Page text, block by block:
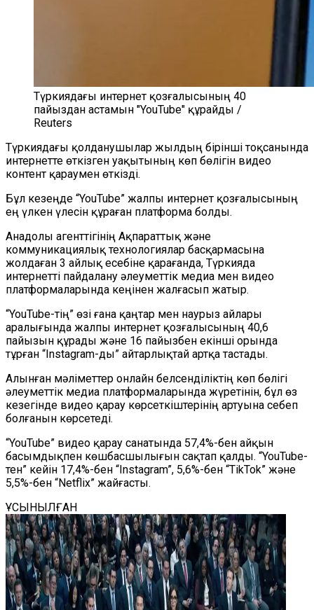
Түркиядағы интернет қозғалысының 40
пайыздан астамын "YouTube" құрайды /
Reuters
Түркиядағы қолданушылар жылдың бірінші тоқсанында
интернетте өткізген уақытының көп бөлігін видео
контент қараумен өткізді.
Бұл кезеңде “YouTube” жалпы интернет қозғалысының
ең үлкен үлесін құраған платформа болды.
Анадолы агенттігінің Ақпараттық және
коммуникациялық технологиялар басқармасына
жолдаған 3 айлық есебіне қарағанда, Түркияда
интернетті пайдалану әлеуметтік медиа мен видео
платформаларында кеңінен жалғасып жатыр.
“YouTube-тің” өзі ғана қаңтар мен наурыз айлары
аралығында жалпы интернет қозғалысының 40,6
пайызын құрады және 16 пайызбен екінші орында
тұрған “Instagram-ды” айтарлықтай артқа тастады.
Алынған мәліметтер онлайн белсенділіктің көп бөлігі
әлеуметтік медиа платформаларында жүретінін, бұл өз
кезегінде видео қарау көрсеткіштерінің артуына себеп
болғанын көрсетеді.
“YouTube” видео қарау санатында 57,4%-бен айқын
басымдықпен көшбасшылығын сақтап қалды. “YouTube-
тен” кейін 17,4%-бен “Instagram”, 5,6%-бен “TikTok” және
5,5%-бен “Netflix” жайғасты.
ҰСЫНЫЛҒАН